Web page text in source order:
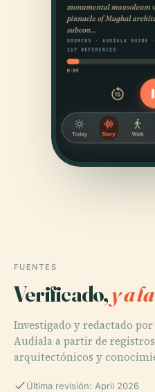
FUENTES
Verificado,y a
Investigado y redactado
Audiala a partir de
arquitectónicos y
Última revisión: April 2026